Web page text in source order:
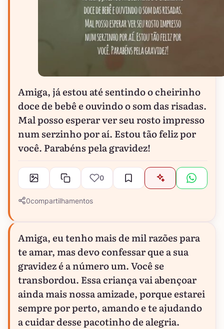
Amiga, já estou até sentindo o cheirinho
doce de bebê e ouvindo o som das risadas.
Mal posso esperar ver seu rosto impresso
num serzinho por aí. Estou tão feliz por
você. Parabéns pela gravidez!
0
0compartilhamentos
Amiga, eu tenho mais de mil razões para
te amar, mas devo confessar que a sua
gravidez é a número um. Você se
transbordou. Essa criança vai abençoar
ainda mais nossa amizade, porque estarei
sempre por perto, amando e te ajudando
a cuidar desse pacotinho de alegria.